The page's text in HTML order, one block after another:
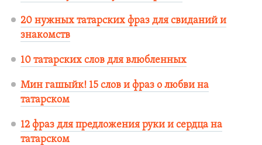
20 нужных татарских фраз для свиданий и
знакомств
10 татарских слов для влюбленных
Мин гашыйк! 15 слов и фраз о любви на
татарском
12 фраз для предложения руки и сердца на
татарском